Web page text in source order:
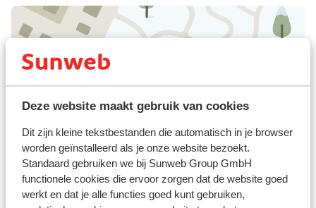
Deze website maakt gebruik van cookies
Dit zijn kleine tekstbestanden die automatisch in je browser
worden geïnstalleerd als je onze website bezoekt.
Standaard gebruiken we bij Sunweb Group GmbH
functionele cookies die ervoor zorgen dat de website goed
werkt en dat je alle functies goed kunt gebruiken,
À proximité
Distance du centre-ville: environ 800 mètres
Distance jusqu'au distributeur d'argent environ
600 mètres